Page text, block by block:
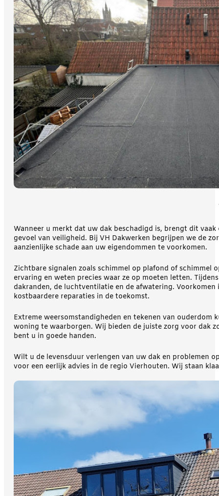
Wanneer u merkt dat uw dak beschadigd is, brengt dit
gevoel van veiligheid. Bij VH Dakwerken begrijpen we de
aanzienlijke schade aan uw eigendommen te voorkomen.
Zichtbare signalen zoals schimmel op plafond of schimmel
ervaring en weten precies waar ze op moeten letten.
dakranden, de luchtventilatie en de afwatering.
kostbaardere reparaties in de toekomst.
Extreme weersomstandigheden en tekenen van
woning te waarborgen. Wij bieden de juiste zorg voor dak
bent u in goede handen.
Wilt u de levensduur verlengen van uw dak en problemen
voor een eerlijk advies in de regio Vierhouten. Wij staan